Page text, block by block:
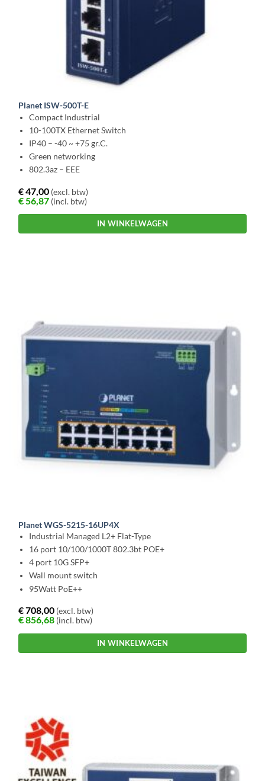
Planet ISW-500T-E
Compact Industrial
10-100TX Ethernet Switch
IP40 – -40 ~ +75 gr.C.
Green networking
802.3az – EEE
€47,00 (excl. btw)
€56,87 (incl. btw)
IN WINKELWAGEN
Planet WGS-5215-16UP4X
Industrial Managed L2+ Flat-Type
16 port 10/100/1000T 802.3bt POE+
4 port 10G SFP+
Wall mount switch
95Watt PoE++
€708,00 (excl. btw)
€856,68 (incl. btw)
IN WINKELWAGEN